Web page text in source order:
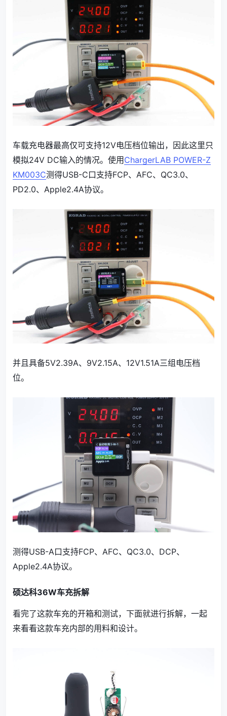
车载充电器最高仅可支持12V电压档位输出，因此这里只
模拟24V DC输入的情况。使用ChargerLAB POWER-Z
KM003C测得USB-C口支持FCP、AFC、QC3.0、
PD2.0、Apple2.4A协议。
并且具备5V2.39A、9V2.15A、12V1.51A三组电压档
位。
测得USB-A口支持FCP、AFC、QC3.0、DCP、
Apple2.4A协议。
硕达科36W车充拆解
看完了这款车充的开箱和测试，下面就进行拆解，一起
来看看这款车充内部的用料和设计。